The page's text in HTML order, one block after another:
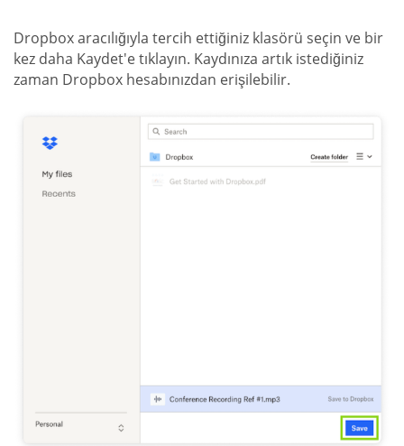
Dropbox aracılığıyla tercih ettiğiniz klasörü seçin ve bir
kez daha Kaydet'e tıklayın. Kaydınıza artık istediğiniz
zaman Dropbox hesabınızdan erişilebilir.